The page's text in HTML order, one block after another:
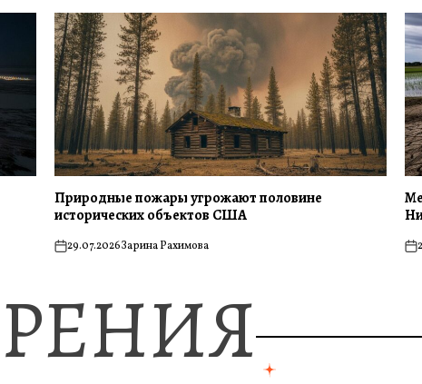
Природные пожары угрожают половине
исторических объектов США
on29.07.2026Зарина Рахимова on